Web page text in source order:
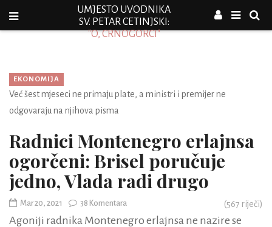
UMJESTO UVODNIKA
SV. PETAR CETINJSKI:
"O, CRNOGORCI"
EKONOMIJA
Već šest mjeseci ne primaju plate, a ministri i premijer ne
odgovaraju na njihova pisma
Radnici Montenegro erlajnsa
ogorčeni: Brisel poručuje
jedno, Vlada radi drugo
Mar 20, 2021 38 Komentara (567 riječi)
Agoniji radnika Montenegro erlajnsa ne nazire se